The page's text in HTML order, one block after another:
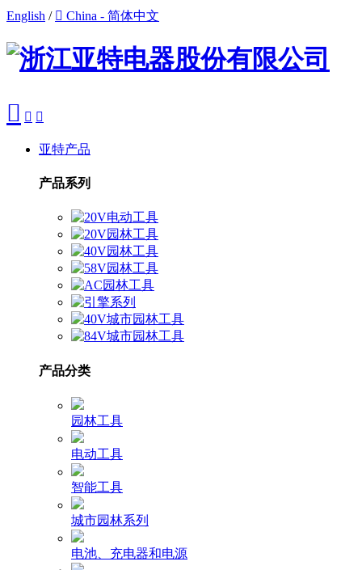
English /  China - 简体中文
  
亚特产品
产品系列
产品分类
园林工具
电动工具
智能工具
城市园林系列
电池、充电器和电源